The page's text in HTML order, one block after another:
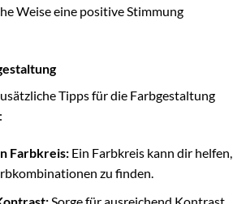
Weise eine positive Stimmung
Tipps für die Farbgestaltung
Farbkreis:Ein Farbkreis kann dir helfen,
zu finden.
Sorge für ausreichend Kontrast